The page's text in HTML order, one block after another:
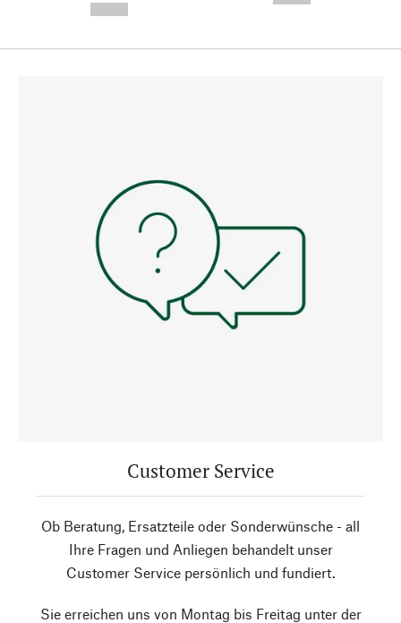
Customer Service
Ob Beratung, Ersatzteile oder Sonderwünsche - all
Ihre Fragen und Anliegen behandelt unser
Customer Service persönlich und fundiert.
Sie erreichen uns von Montag bis Freitag unter der